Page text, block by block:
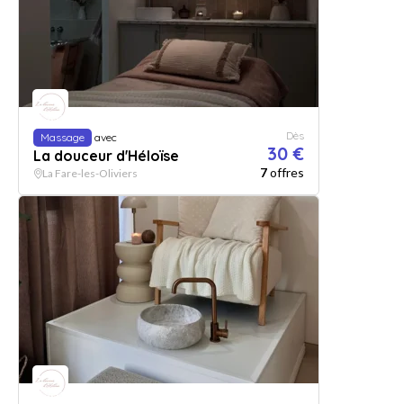
Massage avec
La douceur d'Héloïse
Dès
30 €
La Fare-les-Oliviers 7offres